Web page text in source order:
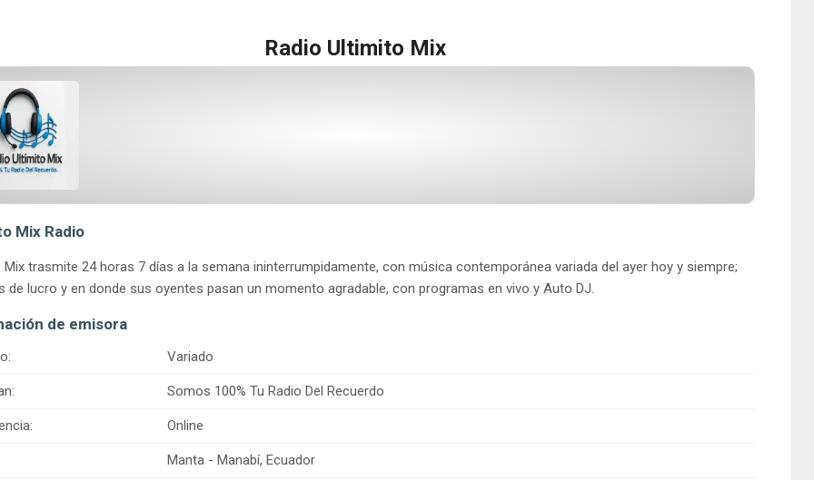
Radio Ultimito Mix
Mix Radio
Mix trasmite 24 horas 7 días a la semana ininterrumpidamente, con música contemporánea variada del ayer hoy y siempre;
de lucro y en donde sus oyentes pasan un momento agradable, con programas en vivo y Auto DJ.
de emisora
Variado
Somos 100% Tu Radio Del Recuerdo
Online
Manta - Manabí, Ecuador